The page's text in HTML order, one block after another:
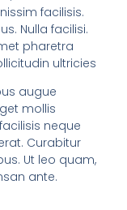
facilisis.
Nulla facilisi.
pharetra
ultricies
augue
mollis
neque
Curabitur
Ut leo quam,
ante.